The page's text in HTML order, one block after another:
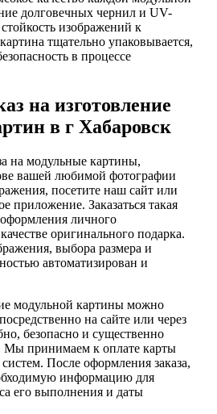
долговечных чернил и UV-
изображений к
тщательно упаковывается,
в процессе
на изготовление
в г Хабаровск
на модульные картины,
вашей любимой фотографии
посетите наш сайт или
приложение. Заказаться такая
личного
оригинального подарка.
выбора размера и
автоматизирован и
модульной картины можно
на сайте или через
безопасно и существенно
Мы принимаем к оплате карты
После оформления заказа,
информацию для
его выполнения и даты